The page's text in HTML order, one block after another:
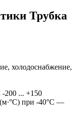
Трубка
холодоснабжение,
-200 ... +150
при -40°С —